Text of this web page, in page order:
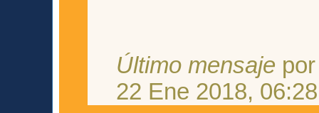
Último mensaje
22 Ene 2018, 06:28